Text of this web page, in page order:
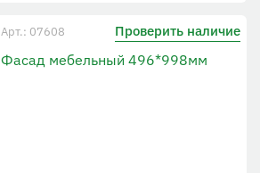
Арт.: 07608 Проверить наличие
Фасад мебельный 496*998мм